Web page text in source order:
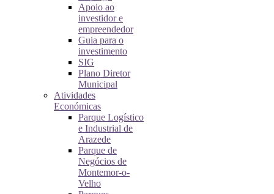
Apoio ao
investidor e
empreendedor
Guia para o
investimento
SIG
Plano Diretor
Municipal
Atividades
Económicas
Parque Logístico
e Industrial de
Arazede
Parque de
Negócios de
Montemor-o-
Velho